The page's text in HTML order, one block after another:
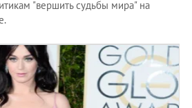
"вершить судьбы мира" на